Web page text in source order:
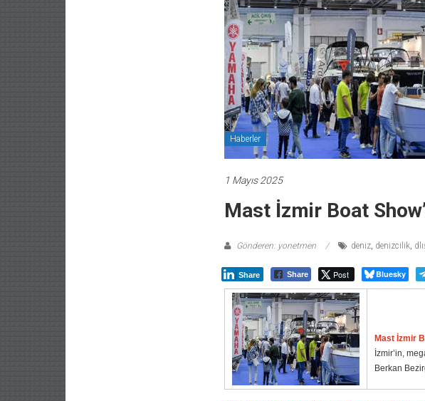
Haberler
1 Mayıs 2025
Mast İzmir Boat
Gönderen: yonetmen deniz, denizcilik,
Share Share Post Bluesky
Mast İzmir
İzmir’in,
Berkan